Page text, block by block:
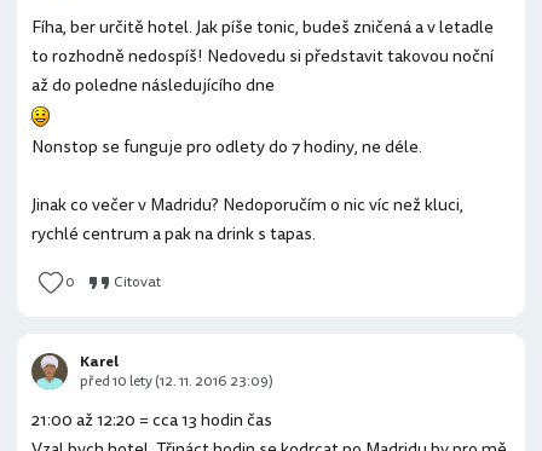
Fíha, ber určitě hotel. Jak píše tonic, budeš zničená a v letadle
to rozhodně nedospíš! Nedovedu si představit takovou noční
až do poledne následujícího dne
Nonstop se funguje pro odlety do 7 hodiny, ne déle.
Jinak co večer v Madridu? Nedoporučím o nic víc než kluci,
rychlé centrum a pak na drink s tapas.
0 Citovat
21:00 až 12:20 = cca 13 hodin čas
Karel
před 10 lety (12. 11. 2016 23:09)